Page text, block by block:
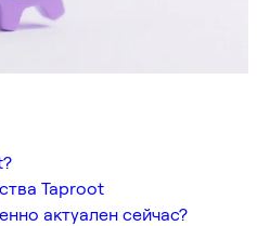
Taproot
актуален сейчас?